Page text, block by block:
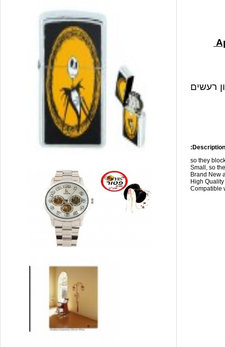
רעשים
so they
Small, so
Brand New
High
Compatible